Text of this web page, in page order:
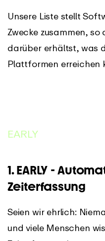
Unsere Liste stellt
Zwecke zusammen,
darüber erhältst, was
Plattformen erreichen
EARLY
1. EARLY -
Zeiterfassung
Seien wir ehrlich:
und viele Menschen